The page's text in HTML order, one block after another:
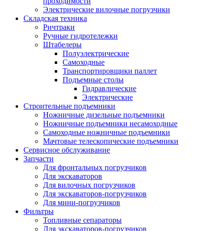
Электрические вилочные погрузчики
Складская техника
Ричтраки
Ручные гидротележки
Штабелеры
Полуэлектрические
Самоходные
Транспортировщики паллет
Подъемные столы
Гидравлические
Электрические
Строительные подъемники
Ножничные дизельные подъемники
Ножничные подъемники несамоходные
Самоходные ножничные подъемники
Мачтовые телескопические подъемники
Сервисное обслуживание
Запчасти
Для фронтальных погрузчиков
Для экскаваторов
Для вилочных погрузчиков
Для экскаваторов-погрузчиков
Для мини-погрузчиков
Фильтры
Топливные сепараторы
Для экскаваторов-погрузчиков